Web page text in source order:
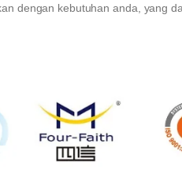
dengan kebutuhan anda, yang